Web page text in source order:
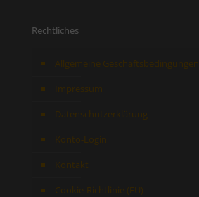
Rechtliches
Allgemeine Geschäftsbedingungen
Impressum
Datenschutzerklärung
Konto-Login
Kontakt
Cookie-Richtlinie (EU)